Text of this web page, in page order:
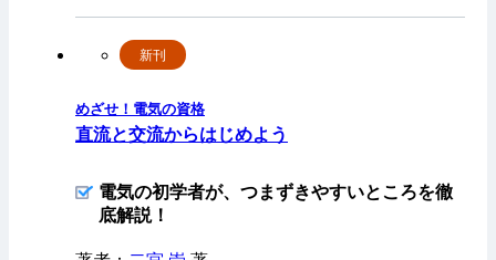
めざせ！電気の資格
直流と交流からはじめよう
新刊
電気の初学者が、つまずきやすいところを徹
底解説！